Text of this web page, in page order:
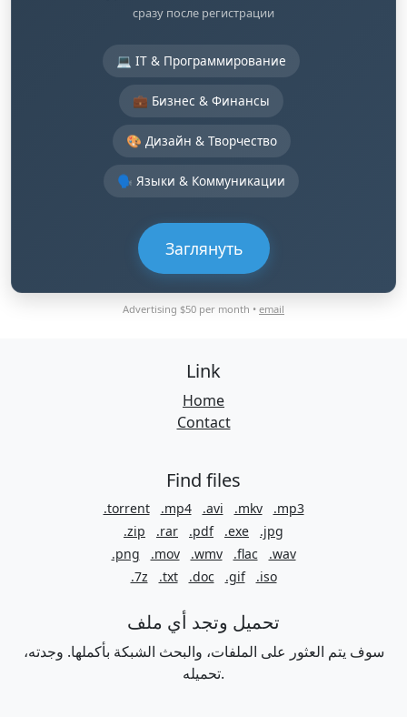
сразу после регистрации
💻 IT & Программирование
💼 Бизнес & Финансы
🎨 Дизайн & Творчество
🗣️ Языки & Коммуникации
Заглянуть
Advertising $50 per month • email
Link
Home
Contact
Find files
.torrent .mp4 .avi .mkv
.mp3
.zip
.rar .pdf .exe
.jpg
.png
.mov .wmv .flac
.wav
.7z
.txt .doc .gif .iso
تحميل وتجد أي ملف
سوف يتم العثور على الملفات، والبحث الشبكة بأكملها. وجدته،
تحميله.